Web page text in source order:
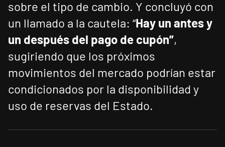
sobre el tipo de cambio. Y concluyó con
un llamado a la cautela: “Hay un antes y
un después del pago de cupón”,
sugiriendo que los próximos
movimientos del mercado podrían estar
condicionados por la disponibilidad y
uso de reservas del Estado.